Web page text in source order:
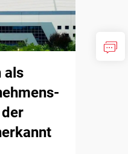
als